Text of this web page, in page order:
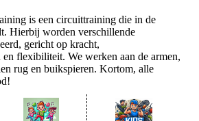
is een circuittraining die in de
Hierbij worden verschillende
gericht op kracht,
flexibiliteit. We werken aan de armen,
rug en buikspieren. Kortom, alle